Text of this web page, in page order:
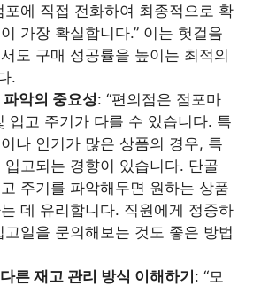
포에 직접 전화하여 최종적으로 확
가장 확실합니다.” 이는 헛걸음
도 구매 성공률을 높이는 최적의
.
악의 중요성: “편의점은 점포마
입고 주기가 다를 수 있습니다. 특
나 인기가 많은 상품의 경우, 특
입고되는 경향이 있습니다. 단골
주기를 파악해두면 원하는 상품
데 유리합니다. 직원에게 정중하
고일을 문의해보는 것도 좋은 방법
른 재고 관리 방식 이해하기 : “모